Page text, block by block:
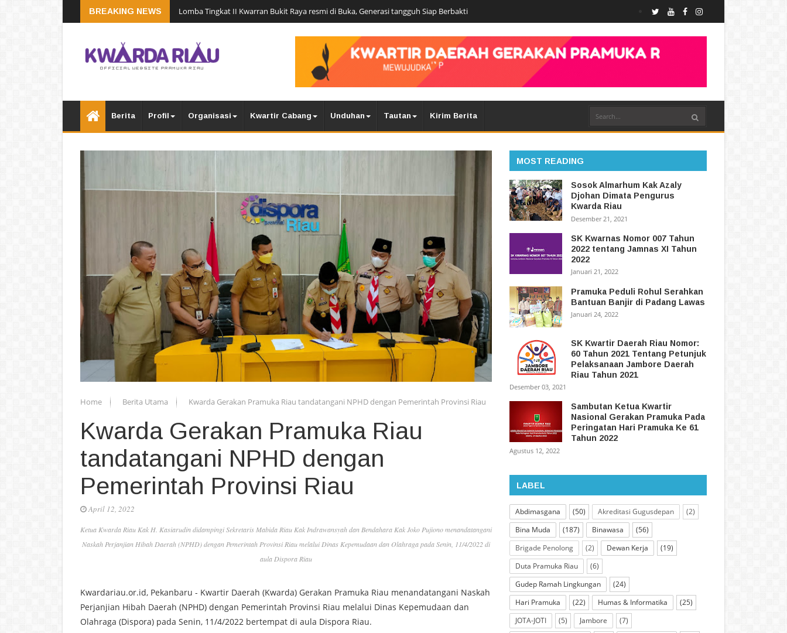
BREAKING NEWS Lomba Tingkat II Kwarran Bukit Raya resmi di Buka, Generasi tangguh Siap Berbakti
Berita Profil Organisasi Kwartir Cabang Unduhan Tautan Kirim Berita
Home Berita Utama Kwarda Gerakan Pramuka Riau tandatangani NPHD dengan Pemerintah Provinsi Riau
Kwarda Gerakan Pramuka Riau
tandatangani NPHD dengan
Pemerintah Provinsi Riau
April 12, 2022
Ketua Kwarda Riau Kak H. Kasiarudin didampingi Sekretaris Mabida Riau Kak Indrawansyah dan Bendahara Kak Joko Pujiono menandatangani
Naskah Perjanjian Hibah Daerah (NPHD) dengan Pemerintah Provinsi Riau melalui Dinas Kepemudaan dan Olahraga pada Senin, 11/4/2022 di
aula Dispora Riau
Kwardariau.or.id, Pekanbaru - Kwartir Daerah (Kwarda) Gerakan Pramuka Riau menandatangani Naskah
Perjanjian Hibah Daerah (NPHD) dengan Pemerintah Provinsi Riau melalui Dinas Kepemudaan dan
Olahraga (Dispora) pada Senin, 11/4/2022 bertempat di aula Dispora Riau.
MOST READING
Sosok Almarhum Kak Azaly
Djohan Dimata Pengurus
Kwarda Riau
Desember 21, 2021
SK Kwarnas Nomor 007 Tahun
2022 tentang Jamnas XI Tahun
2022
Januari 21, 2022
Pramuka Peduli Rohul Serahkan
Bantuan Banjir di Padang Lawas
Januari 24, 2022
SK Kwartir Daerah Riau Nomor:
60 Tahun 2021 Tentang Petunjuk
Pelaksanaan Jambore Daerah
Riau Tahun 2021
Desember 03, 2021
Sambutan Ketua Kwartir
Nasional Gerakan Pramuka Pada
Peringatan Hari Pramuka Ke 61
Tahun 2022
Agustus 12, 2022
LABEL
Abdimasgana (50) Akreditasi Gugusdepan
(2)
Bina Muda
(187) Binawasa
(56)
Brigade Penolong
(2) Dewan Kerja
(19)
Duta Pramuka Riau
(6)
Gudep Ramah Lingkungan
(24)
Hari Pramuka
(22) Humas & Informatika
(25)
JOTA-JOTI
(5) Jambore
(7)